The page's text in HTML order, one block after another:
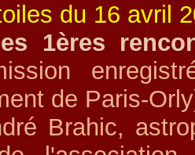
du 16 avril
es 1ères
de Paris-
Brahic,